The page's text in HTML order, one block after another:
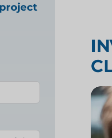
Investigación de